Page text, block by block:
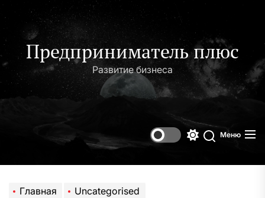
содержимому
Предприниматель плюс
Развитие бизнеса
Поиск
Меню
Главная
Uncategorised